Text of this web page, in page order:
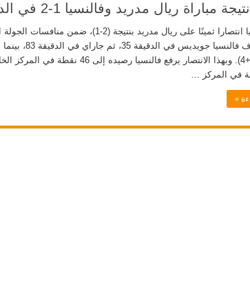
ريال مدريد وفالنسيا 1-2 في الدوري الاسباني
وسجل أهداف
الدقيقة (90+4). وبهذا الانتصار يرفع
»